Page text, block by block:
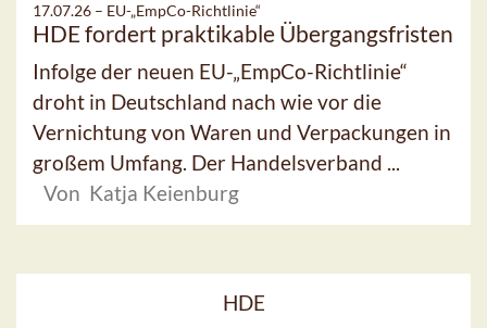
17.07.26 – EU-„EmpCo-Richtlinie“
HDE fordert praktikable Übergangsfristen
Infolge der neuen EU-„EmpCo-Richtlinie“
droht in Deutschland nach wie vor die
Vernichtung von Waren und Verpackungen in
großem Umfang. Der Handelsverband ...
Von Katja Keienburg
HDE